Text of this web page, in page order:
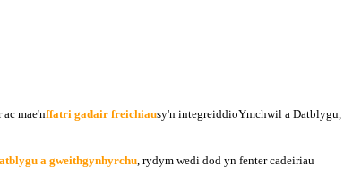
mae'nffatri gadair freichiausy'n integreiddioYmchwil a Datblygu,
a gweithgynhyrchu , rydym wedi dod yn fenter cadeiriau